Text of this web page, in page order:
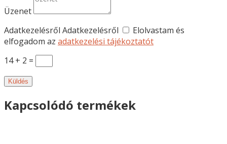
Üzenet
Adatkezelésről Adatkezelésről
Elolvastam és
elfogadom az adatkezelési tájékoztatót
14 + 2 =
Küldés
Kapcsolódó termékek